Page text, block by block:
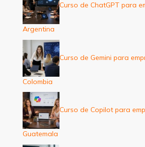
Curso de ChatGPT para
Argentina
Curso de Gemini para
Colombia
Curso de Copilot para
Guatemala